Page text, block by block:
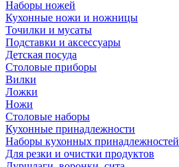
Наборы ножей
Кухонные ножи и ножницы
Точилки и мусаты
Подставки и аксессуары
Детская посуда
Столовые приборы
Вилки
Ложки
Ножи
Столовые наборы
Кухонные принадлежности
Наборы кухонных принадлежностей
Для резки и очистки продуктов